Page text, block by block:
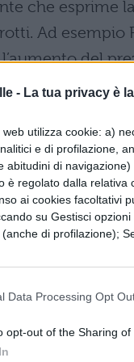
- La tua privacy è
utilizza cookie: a)
e di profilazione,
abitudini di navigazione)
è regolato dalla relativa
ai cookies facoltativi
su Gestisci
di profilazione);
Data Processing Opt
opt-out of the Sharing of
che esprime
Ad esempio
del
coinvolgere
da Milano,
quando viene a
pensa di
diRenzo
A tale scopo
promette al
risponda
teorie della